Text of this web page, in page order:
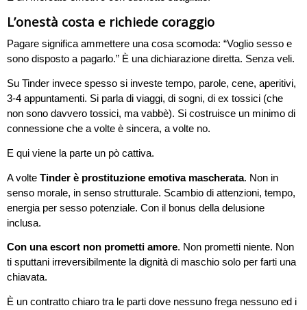
L’onestà costa e richiede coraggio
Pagare significa ammettere una cosa scomoda: “Voglio sesso e
sono disposto a pagarlo.” È una dichiarazione diretta. Senza veli.
Su Tinder invece spesso si investe tempo, parole, cene, aperitivi,
3-4 appuntamenti. Si parla di viaggi, di sogni, di ex tossici (che
non sono davvero tossici, ma vabbè). Si costruisce un minimo di
connessione che a volte è sincera, a volte no.
E qui viene la parte un pò cattiva.
A volte Tinder è prostituzione emotiva mascherata. Non in
senso morale, in senso strutturale. Scambio di attenzioni, tempo,
energia per sesso potenziale. Con il bonus della delusione
inclusa.
Con una escort non prometti amore. Non prometti niente. Non
ti sputtani irreversibilmente la dignità di maschio solo per farti una
chiavata.
È un contratto chiaro tra le parti dove nessuno frega nessuno ed i